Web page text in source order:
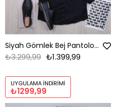
Siyah Gömlek Bej Pantolon Ayakkabı Kombin
₺1.399,99
₺3.299,99
UYGULAMA İNDIRIMI
₺1299,99